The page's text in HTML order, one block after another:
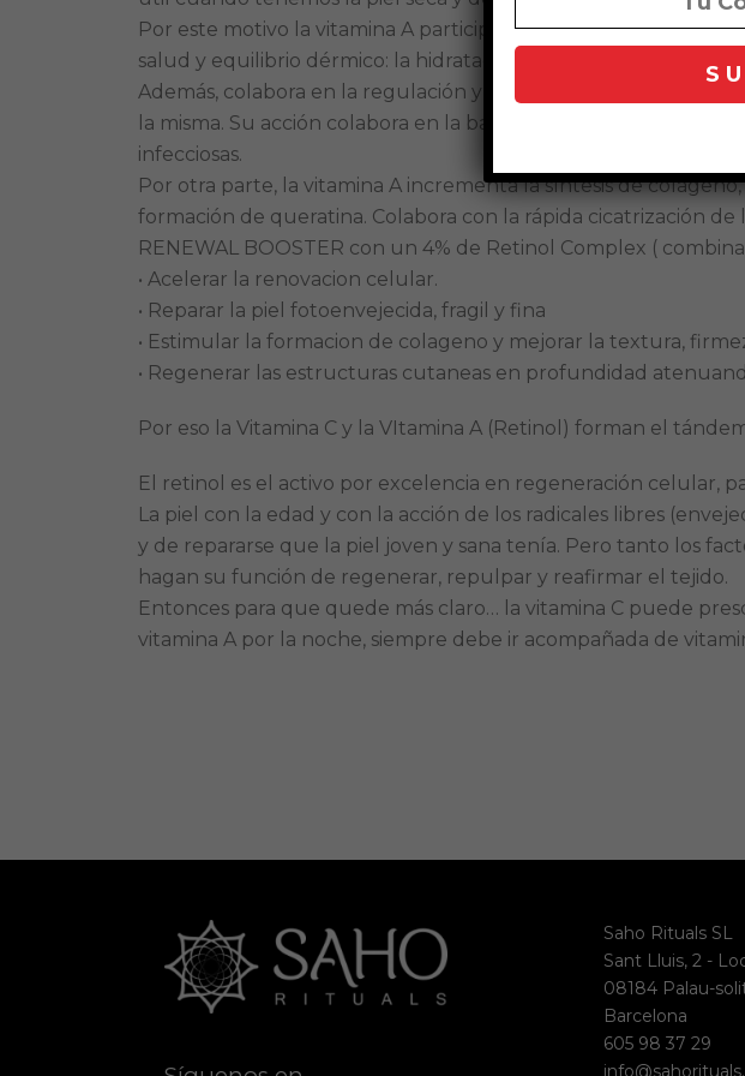
Por este motivo la vitamina A participa en varias funciones
salud y equilibrio dérmico: la hidratación de la piel.
Además, colabora en la regulación y preservación de su
la misma. Su acción colabora en la barrera defensiva de la
infecciosas.
Por otra parte, la vitamina A incrementa la síntesis de
formación de queratina. Colabora con la rápida cicatrización
RENEWAL BOOSTER con un 4% de Retinol Complex (
• Acelerar la renovacion celular.
• Reparar la piel fotoenvejecida, fragil y fina
• Estimular la formacion de colageno y mejorar la textura,
• Regenerar las estructuras cutaneas en profundidad
Por eso la Vitamina C y la VItamina A (Retinol) forman el
El retinol es el activo por excelencia en regeneración celular,
La piel con la edad y con la acción de los radicales libres
y de repararse que la piel joven y sana tenía. Pero tanto los
hagan su función de regenerar, repulpar y reafirmar el tejido.
Entonces para que quede más claro… la vitamina C puede
vitamina A por la noche, siempre debe ir acompañada de
Saho Rituals SL
Sant Lluis, 2 -
08184 Palau-
Barcelona
605 98 37 29